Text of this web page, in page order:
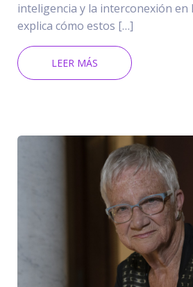
inteligencia y la interconexión en
explica cómo estos […]
LEER MÁS